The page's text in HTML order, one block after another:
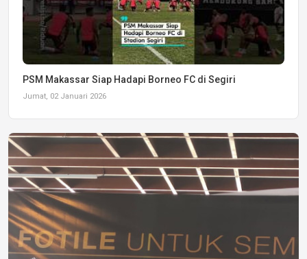
PSM Makassar Siap Hadapi Borneo FC di Segiri
Jumat, 02 Januari 2026